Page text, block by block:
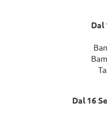
Dal
Dal 16